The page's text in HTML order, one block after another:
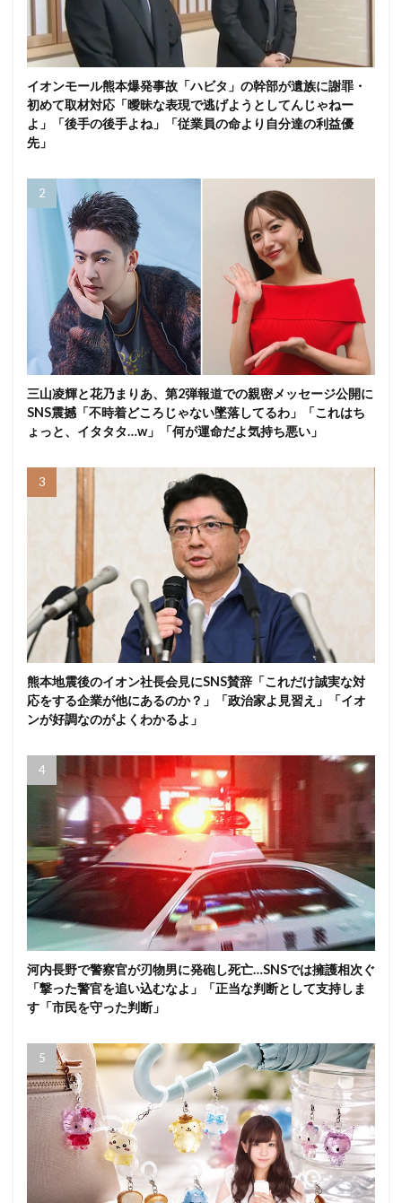
イオンモール熊本爆発事故「ハビタ」の幹部が遺族に謝罪・
初めて取材対応「曖昧な表現で逃げようとしてんじゃねー
よ」「後手の後手よね」「従業員の命より自分達の利益優
先」
三山凌輝と花乃まりあ、第2弾報道での親密メッセージ公開に
SNS震撼「不時着どころじゃない墜落してるわ」「これはち
ょっと、イタタタ…w」「何が運命だよ気持ち悪い」
熊本地震後のイオン社長会見にSNS賛辞「これだけ誠実な対
応をする企業が他にあるのか？」「政治家よ見習え」「イオ
ンが好調なのがよくわかるよ」
河内長野で警察官が刃物男に発砲し死亡…SNSでは擁護相次ぐ
「撃った警官を追い込むなよ」「正当な判断として支持しま
す「市民を守った判断」